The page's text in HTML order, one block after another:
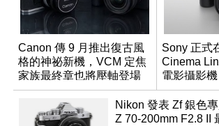
Canon 傳 9 月推出復古風
格的神祕新機，VCM 定焦
家族最終章也將壓軸登場
Sony 正式
Cinema
電影攝影
Nikon 發表 Zf 銀色
Z 70-200mm F2.8 II